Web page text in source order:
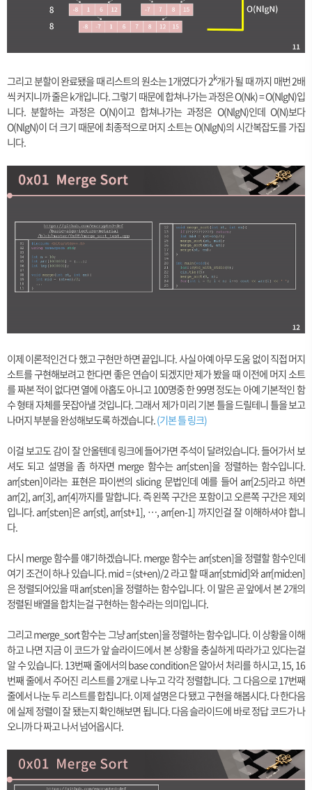
그리고 분할이 완료됐을 때 리스트의 원소는 1개였다가 2k개가 될 때 까지 매번 2배
씩 커지니까 줄은 k개입니다. 그렇기 때문에 합쳐나가는 과정은 O(Nk) = O(NlgN)입
니다. 분할하는 과정은 O(N)이고 합쳐나가는 과정은 O(NlgN)인데 O(N)보다
O(NlgN)이 더 크기 때문에 최종적으로 머지 소트는 O(NlgN)의 시간복잡도를 가집
니다.
이제 이론적인건 다 했고 구현만 하면 끝입니다. 사실 아예 아무 도움 없이 직접 머지
소트를 구현해보려고 한다면 좋은 연습이 되겠지만 제가 봤을 때 이전에 머지 소트
를 짜본 적이 없다면 열에 아홉도 아니고 100명중 한 99명 정도는 아예 기본적인 함
수 형태 자체를 못잡아낼 것입니다. 그래서 제가 미리 기본 틀을 드릴테니 틀을 보고
나머지 부분을 완성해보도록 하겠습니다.(기본 틀 링크)
이걸 보고도 감이 잘 안올텐데 링크에 들어가면 주석이 달려있습니다. 들어가서 보
셔도 되고 설명을 좀 하자면 merge 함수는 arr[st:en]을 정렬하는 함수입니다.
arr[st:en]이라는 표현은 파이썬의 slicing 문법인데 예를 들어 arr[2:5]라고 하면
arr[2], arr[3], arr[4]까지를 말합니다. 즉 왼쪽 구간은 포함이고 오른쪽 구간은 제외
입니다. arr[st:en]은 arr[st], arr[st+1], …, arr[en-1] 까지인걸 잘 이해하셔야 합니
다.
다시 merge 함수를 얘기하겠습니다. merge 함수는 arr[st:en]을 정렬할 함수인데
여기 조건이 하나 있습니다. mid = (st+en)/2 라고 할 때 arr[st:mid]와 arr[mid:en]
은 정렬되어있을 때 arr[st:en]을 정렬하는 함수입니다. 이 말은 곧 앞에서 본 2개의
정렬된 배열을 합치는걸 구현하는 함수라는 의미입니다.
그리고 merge_sort 함수는 그냥 arr[st:en]을 정렬하는 함수입니다. 이 상황을 이해
하고 나면 지금 이 코드가 앞 슬라이드에서 본 상황을 충실하게 따라가고 있다는걸
알 수 있습니다. 13번째 줄에서의 base condition은 알아서 처리를 하시고, 15, 16
번째 줄에서 주어진 리스트를 2개로 나누고 각각 정렬합니다. 그 다음으로 17번째
줄에서 나눈 두 리스트를 합칩니다. 이제 설명은 다 됐고 구현을 해봅시다. 다 한다음
에 실제 정렬이 잘 됐는지 확인해보면 됩니다. 다음 슬라이드에 바로 정답 코드가 나
오니까 다 짜고 나서 넘어옵시다.